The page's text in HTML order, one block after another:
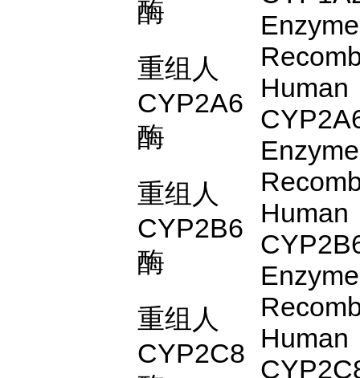
酶
Enzyme
重组人
CYP2A6
酶
Human
Enzyme
重组人
CYP2B6
酶
Human
Enzyme
重组人
CYP2C8 Human